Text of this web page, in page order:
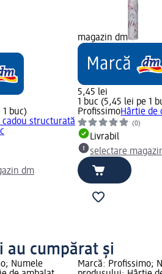
buc)
cadou structurată
dm
magazin dm
5,45 lei
1 buc (5,45 lei pe 1
ProfissimoHârtie de
(0)
Livrabil
selectare
au cumpărat și
Numele
Marcă: Profissimo;